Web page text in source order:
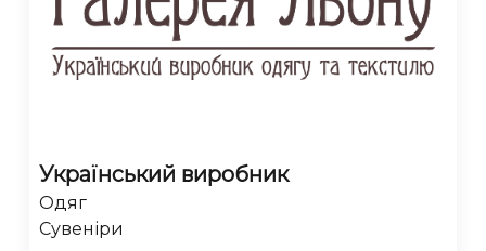
Український виробник
Одяг
Сувеніри